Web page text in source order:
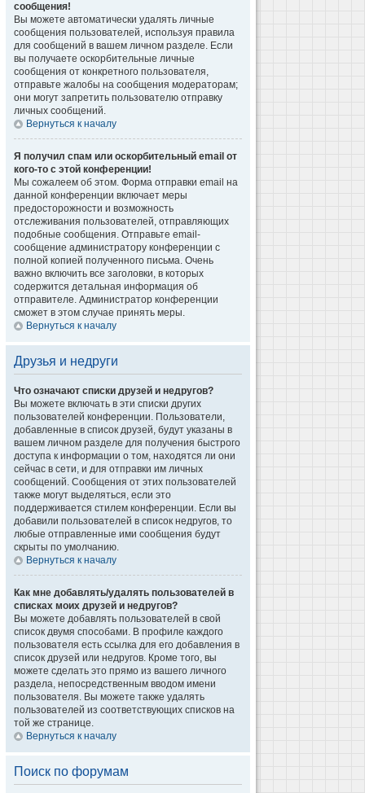
сообщения!
Вы можете автоматически удалять личные
сообщения пользователей, используя правила
для сообщений в вашем личном разделе. Если
вы получаете оскорбительные личные
сообщения от конкретного пользователя,
отправьте жалобы на сообщения модераторам;
они могут запретить пользователю отправку
личных сообщений.
Вернуться к началу
Я получил спам или оскорбительный email от
кого-то с этой конференции!
Мы сожалеем об этом. Форма отправки email на
данной конференции включает меры
предосторожности и возможность
отслеживания пользователей, отправляющих
подобные сообщения. Отправьте email-
сообщение администратору конференции с
полной копией полученного письма. Очень
важно включить все заголовки, в которых
содержится детальная информация об
отправителе. Администратор конференции
сможет в этом случае принять меры.
Вернуться к началу
Друзья и недруги
Что означают списки друзей и недругов?
Вы можете включать в эти списки других
пользователей конференции. Пользователи,
добавленные в список друзей, будут указаны в
вашем личном разделе для получения быстрого
доступа к информации о том, находятся ли они
сейчас в сети, и для отправки им личных
сообщений. Сообщения от этих пользователей
также могут выделяться, если это
поддерживается стилем конференции. Если вы
добавили пользователей в список недругов, то
любые отправленные ими сообщения будут
скрыты по умолчанию.
Вернуться к началу
Как мне добавлять/удалять пользователей в
списках моих друзей и недругов?
Вы можете добавлять пользователей в свой
список двумя способами. В профиле каждого
пользователя есть ссылка для его добавления в
список друзей или недругов. Кроме того, вы
можете сделать это прямо из вашего личного
раздела, непосредственным вводом имени
пользователя. Вы можете также удалять
пользователей из соответствующих списков на
той же странице.
Вернуться к началу
Поиск по форумам